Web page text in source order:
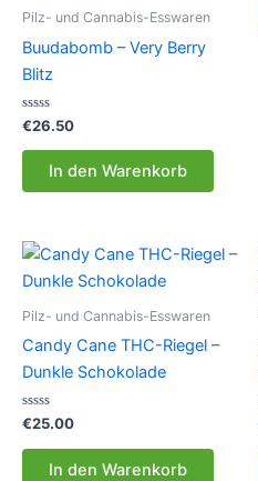
Pilz- und Cannabis-Esswaren
Buudabomb – Very Berry
Blitz
Bewertet
mit
0
€26.50
In den Warenkorb
Pilz- und Cannabis-Esswaren
Candy Cane THC-Riegel –
Dunkle Schokolade
Bewertet
0
€25.00
In den Warenkorb